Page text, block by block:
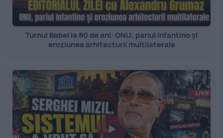
Turnul Babel la 80 de ani: ONU, pariul Infantino și
eroziunea arhitecturii multilaterale